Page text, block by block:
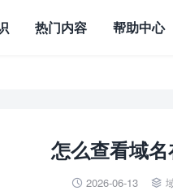
热门内容 帮助中心
怎么查看域
 2026-06-13 